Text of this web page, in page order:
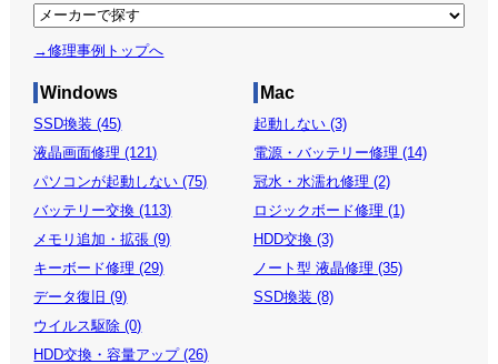
→修理事例トップへ
Windows
SSD換装 (45)
液晶画面修理 (121)
パソコンが起動しない (75)
バッテリー交換 (113)
メモリ追加・拡張 (9)
キーボード修理 (29)
データ復旧 (9)
ウイルス駆除 (0)
HDD交換・容量アップ (26)
Mac
起動しない (3)
電源・バッテリー修理 (14)
冠水・水濡れ修理 (2)
ロジックボード修理 (1)
HDD交換 (3)
ノート型 液晶修理 (35)
SSD換装 (8)